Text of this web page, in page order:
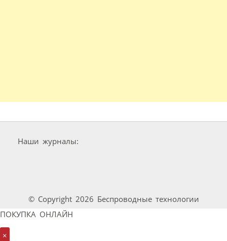
Наши журналы:
© Copyright 2026 Беспроводные технологии
ПОКУПКА ОНЛАЙН
×